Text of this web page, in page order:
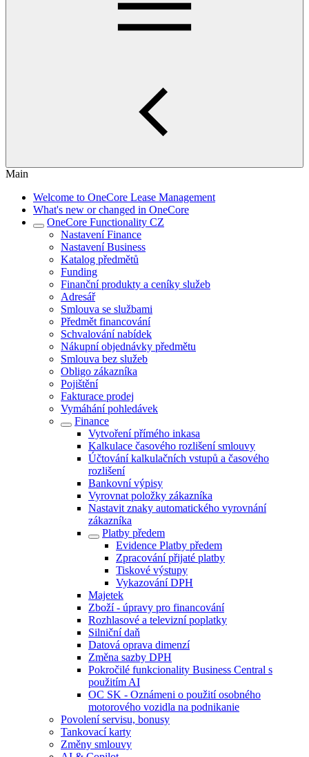
Main
Welcome to OneCore Lease Management
What's new or changed in OneCore
OneCore Functionality CZ
Nastavení Finance
Nastavení Business
Katalog předmětů
Funding
Finanční produkty a ceníky služeb
Adresář
Smlouva se službami
Předmět financování
Schvalování nabídek
Nákupní objednávky předmětu
Smlouva bez služeb
Obligo zákazníka
Pojištění
Fakturace prodej
Vymáhání pohledávek
Finance
Vytvoření přímého inkasa
Kalkulace časového rozlišení smlouvy
Účtování kalkulačních vstupů a časového
rozlišení
Bankovní výpisy
Vyrovnat položky zákazníka
Nastavit znaky automatického vyrovnání
zákazníka
Platby předem
Evidence Platby předem
Zpracování přijaté platby
Tiskové výstupy
Vykazování DPH
Majetek
Zboží - úpravy pro financování
Rozhlasové a televizní poplatky
Silniční daň
Datová oprava dimenzí
Změna sazby DPH
Pokročilé funkcionality Business Central s
použitím AI
OC SK - Oznámeni o použití osobného
motorového vozidla na podnikanie
Povolení servisu, bonusy
Tankovací karty
Změny smlouvy